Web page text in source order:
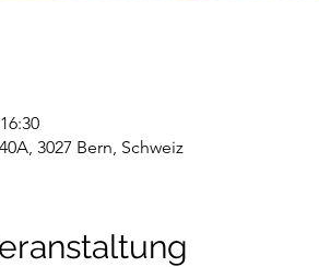
3027 Bern, Schweiz